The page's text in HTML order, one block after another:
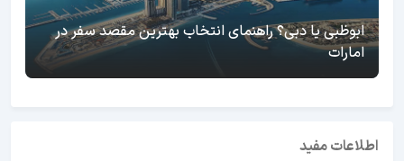
ابوظبی یا دبی؟ راهنمای انتخاب بهترین مقصد سفر در
امارات
اطلاعات مفید